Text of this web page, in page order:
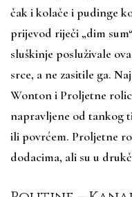
čak i kolače i pudinge
prijevod riječi „dim
sluškinje posluživale
srce, a ne zasitile ga.
Wonton i Proljetne
napravljene od tankog
ili povrćem. Proljetne
dodacima, ali su u